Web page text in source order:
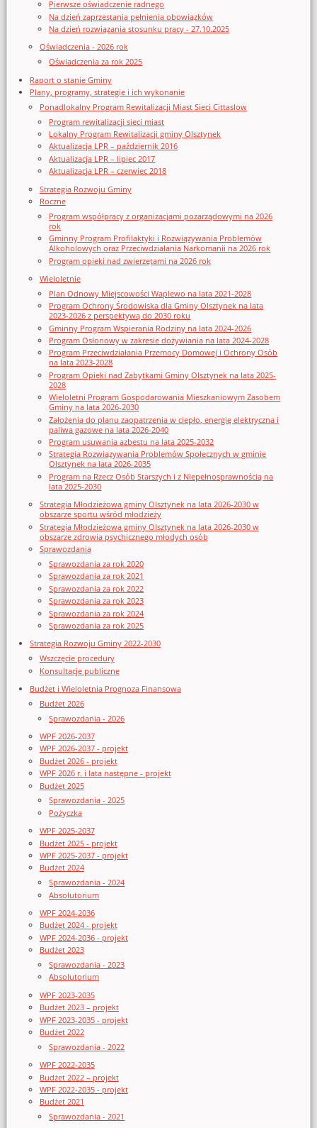
Pierwsze oświadczenie radnego
Na dzień zaprzestania pełnienia obowiązków
Na dzień rozwiązania stosunku pracy - 27.10.2025
Oświadczenia - 2026 rok
Oświadczenia za rok 2025
Raport o stanie Gminy
Plany, programy, strategie i ich wykonanie
Ponadlokalny Program Rewitalizacji Miast Sieci Cittaslow
Program rewitalizacji sieci miast
Lokalny Program Rewitalizacji gminy Olsztynek
Aktualizacja LPR – październik 2016
Aktualizacja LPR – lipiec 2017
Aktualizacja LPR – czerwiec 2018
Strategia Rozwoju Gminy
Roczne
Program współpracy z organizacjami pozarządowymi na 2026
rok
Gminny Program Profilaktyki i Rozwiązywania Problemów
Alkoholowych oraz Przeciwdziałania Narkomanii na 2026 rok
Program opieki nad zwierzętami na 2026 rok
Wieloletnie
Plan Odnowy Miejscowości Waplewo na lata 2021-2028
Program Ochrony Środowiska dla Gminy Olsztynek na lata
2023-2026 z perspektywą do 2030 roku
Gminny Program Wspierania Rodziny na lata 2024-2026
Program Osłonowy w zakresie dożywiania na lata 2024-2028
Program Przeciwdziałania Przemocy Domowej i Ochrony Osób
na lata 2023-2028
Program Opieki nad Zabytkami Gminy Olsztynek na lata 2025-
2028
Wieloletni Program Gospodarowania Mieszkaniowym Zasobem
Gminy na lata 2026-2030
Założenia do planu zaopatrzenia w ciepło, energię elektryczna i
paliwa gazowe na lata 2026-2040
Program usuwania azbestu na lata 2025-2032
Strategia Rozwiązywania Problemów Społecznych w gminie
Olsztynek na lata 2026-2035
Program na Rzecz Osób Starszych i z Niepełnosprawnością na
lata 2025-2030
Strategia Młodzieżowa gminy Olsztynek na lata 2026-2030 w
obszarze sportu wśród młodzieży
Strategia Młodzieżowa gminy Olsztynek na lata 2026-2030 w
obszarze zdrowia psychicznego młodych osób
Sprawozdania
Sprawozdania za rok 2020
Sprawozdania za rok 2021
Sprawozdania za rok 2022
Sprawozdania za rok 2023
Sprawozdania za rok 2024
Sprawozdania za rok 2025
Strategia Rozwoju Gminy 2022-2030
Wszczęcie procedury
Konsultacje publiczne
Budżet i Wieloletnia Prognoza Finansowa
Budżet 2026
Sprawozdania - 2026
WPF 2026-2037
WPF 2026-2037 - projekt
Budżet 2026 - projekt
WPF 2026 r. i lata następne - projekt
Budżet 2025
Sprawozdania - 2025
Pożyczka
WPF 2025-2037
Budżet 2025 - projekt
WPF 2025-2037 - projekt
Budżet 2024
Sprawozdania - 2024
Absolutorium
WPF 2024-2036
Budżet 2024 - projekt
WPF 2024-2036 - projekt
Budżet 2023
Sprawozdania - 2023
Absolutorium
WPF 2023-2035
Budżet 2023 – projekt
WPF 2023-2035 - projekt
Budżet 2022
Sprawozdania - 2022
WPF 2022-2035
Budżet 2022 – projekt
WPF 2022-2035 - projekt
Budżet 2021
Sprawozdania - 2021